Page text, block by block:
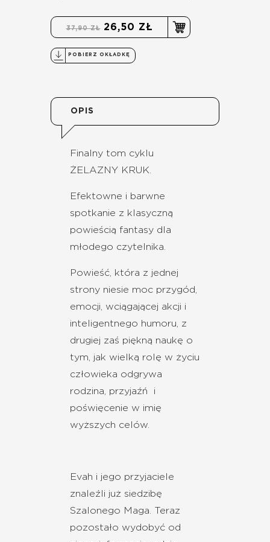
37,90 ZŁ 26,50 ZŁ
POBIERZ OKŁADKĘ
OPIS
Finalny tom cyklu
ŻELAZNY KRUK.
Efektowne i barwne
spotkanie z klasyczną
powieścią fantasy dla
młodego czytelnika.
Powieść, która z jednej
strony niesie moc przygód,
emocji, wciągającej akcji i
inteligentnego humoru, z
drugiej zaś piękną naukę o
tym, jak wielką rolę w życiu
człowieka odgrywa
rodzina, przyjaźń i
poświęcenie w imię
wyższych celów.
Evah i jego przyjaciele
znaleźli już siedzibę
Szalonego Maga. Teraz
pozostało wydobyć od